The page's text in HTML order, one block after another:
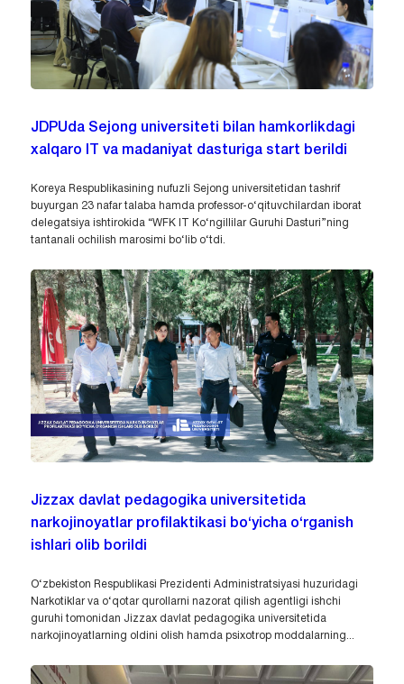
JDPUda Sejong universiteti bilan hamkorlikdagi
xalqaro IT va madaniyat dasturiga start berildi
Koreya Respublikasining nufuzli Sejong universitetidan tashrif
buyurgan 23 nafar talaba hamda professor-o‘qituvchilardan iborat
delegatsiya ishtirokida “WFK IT Ko‘ngillilar Guruhi Dasturi”ning
tantanali ochilish marosimi bo‘lib o‘tdi.
Jizzax davlat pedagogika universitetida
narkojinoyatlar profilaktikasi bo‘yicha o‘rganish
ishlari olib borildi
O‘zbekiston Respublikasi Prezidenti Administratsiyasi huzuridagi
Narkotiklar va o‘qotar qurollarni nazorat qilish agentligi ishchi
guruhi tomonidan Jizzax davlat pedagogika universitetida
narkojinoyatlarning oldini olish hamda psixotrop moddalarning...